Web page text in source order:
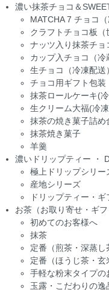
濃い抹茶チョコ＆
MATCHA 7 チョコ（
クラフトチョコ板（
ナッツ入り抹茶チョ
カップ入チョコ（冷
生チョコ（冷凍配送）
チョコ用ギフト包装
抹茶ロールケーキ(冷
生クリーム大福(冷凍
抹茶の焼き菓子詰め
抹茶焼き菓子
羊羹
濃いドリップティー ・
極上ドリップシリー
産地シリーズ
ドリップティー・ギ
お茶（お取り寄せ・ギ
初めてのお客様へ
抹茶
定番（煎茶・深蒸し
定番（ほうじ茶・玄
手軽な粉末タイプの
玉露・こだわりの逸